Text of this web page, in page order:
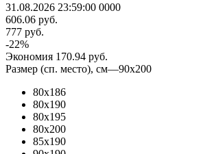
31.08.2026 23:59:00 0000
606.06 руб.
777 руб.
-22%
Экономия 170.94 руб.
Размер (сп. место), см—90x200
80х186
80x190
80x195
80x200
85х190